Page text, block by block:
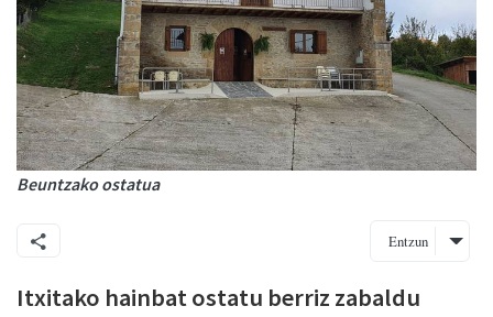
Beuntzako ostatua
Entzun
Itxitako hainbat ostatu berriz zabaldu